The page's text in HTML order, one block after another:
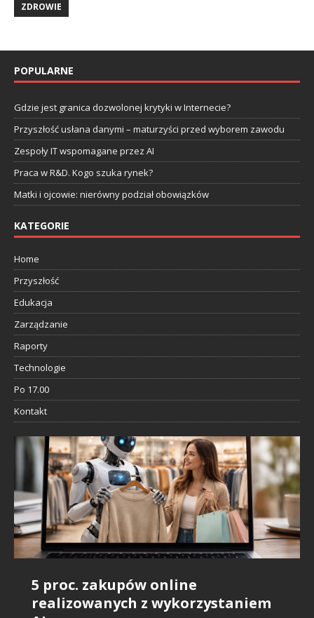
ZDROWIE
POPULARNE
Gdzie jest granica dozwolonej krytyki w Internecie?
Przyszłość usłana danymi – maturzyści przed wyborem zawodu
Zespoły IT wspomagane przez AI
Praca w R&D. Kogo szuka rynek?
Matki i ojcowie: nierówny podział obowiązków
KATEGORIE
Home
Przyszłość
Edukacja
Zarządzanie
Raporty
Technologie
Po 17.00
Kontakt
5 proc. zakupów online
realizowanych z wykorzystaniem
Badanie Snowflake: AI daje
pozytywny bilans zatrudnienia
Sztuczna inteligencja i rynek
pracy: Raport branżowy wskazuje
Nie szanujemy influencerów, bo…
Nic nie wiemy o ich pracy?
IDC: sztuczna inteligencja będzie
wszędzie